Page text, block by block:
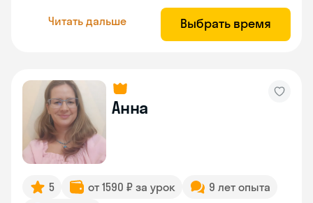
Читать дальше Выбрать время
Анна
5 от 1590 ₽ за урок
9 лет опыта